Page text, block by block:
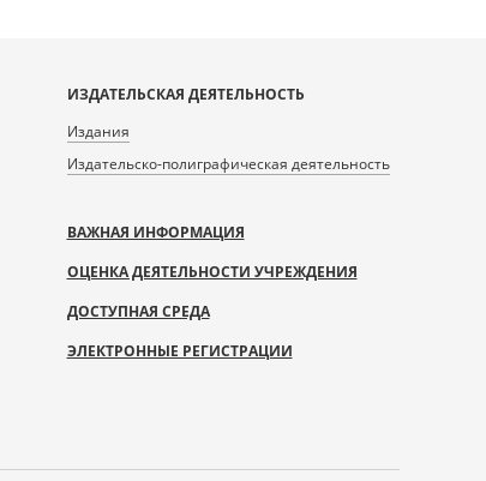
ИЗДАТЕЛЬСКАЯ ДЕЯТЕЛЬНОСТЬ
Издания
Издательско-полиграфическая деятельность
ВАЖНАЯ ИНФОРМАЦИЯ
ОЦЕНКА ДЕЯТЕЛЬНОСТИ УЧРЕЖДЕНИЯ
ДОСТУПНАЯ СРЕДА
ЭЛЕКТРОННЫЕ РЕГИСТРАЦИИ